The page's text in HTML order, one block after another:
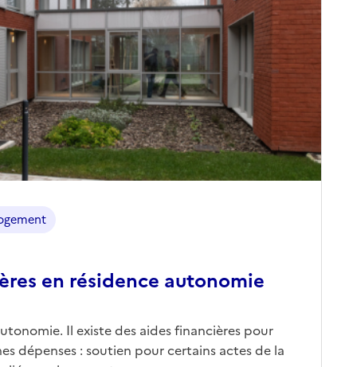
en résidence autonomie
Il existe des aides financières pour
dépenses : soutien pour certains actes de la